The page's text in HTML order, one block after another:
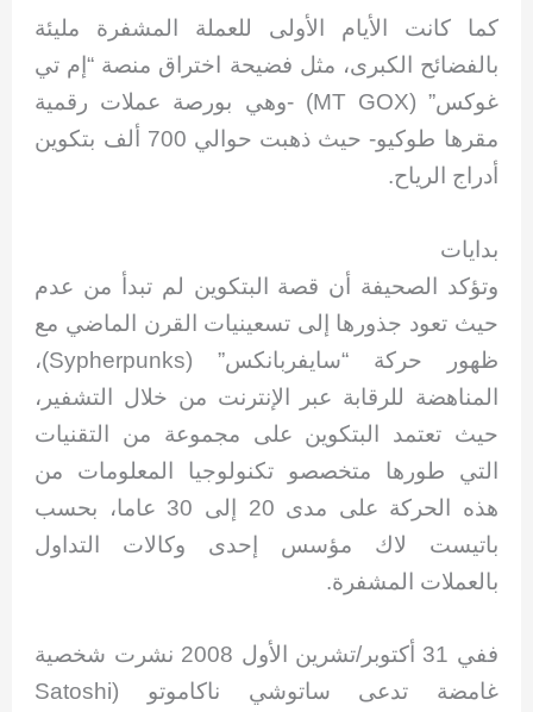
كما كانت الأيام الأولى للعملة المشفرة مليئة
بالفضائح الكبرى، مثل فضيحة اختراق منصة “إم تي
غوكس” (MT GOX) -وهي بورصة عملات رقمية
مقرها طوكيو- حيث ذهبت حوالي 700 ألف بتكوين
أدراج الرياح.
بدايات
وتؤكد الصحيفة أن قصة البتكوين لم تبدأ من عدم
حيث تعود جذورها إلى تسعينيات القرن الماضي مع
ظهور حركة “سايفربانكس” (Sypherpunks)،
المناهضة للرقابة عبر الإنترنت من خلال التشفير،
حيث تعتمد البتكوين على مجموعة من التقنيات
التي طورها متخصصو تكنولوجيا المعلومات من
هذه الحركة على مدى 20 إلى 30 عاما، بحسب
باتيست لاك مؤسس إحدى وكالات التداول
بالعملات المشفرة.
ففي 31 أكتوبر/تشرين الأول 2008 نشرت شخصية
غامضة تدعى ساتوشي ناكاموتو (Satoshi